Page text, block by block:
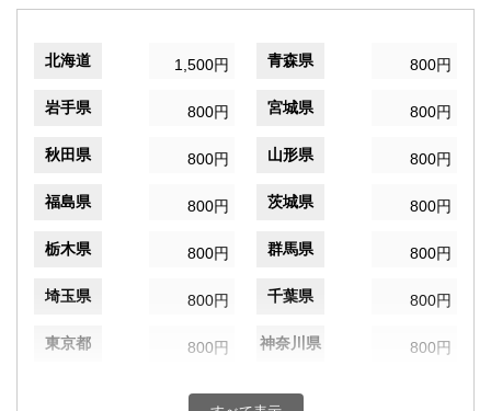
北海道 1,500円 青森県 800円
岩手県 800円 宮城県 800円
秋田県 800円 山形県 800円
福島県 800円 茨城県 800円
栃木県 800円 群馬県 800円
埼玉県 800円 千葉県 800円
東京都 800円 神奈川県 800円
800円 富山県